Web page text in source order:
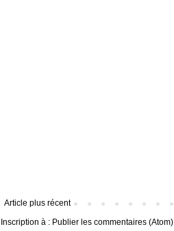
Article plus récent
Inscription à : Publier les commentaires (Atom)